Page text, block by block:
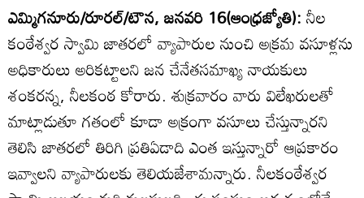
ఎమ్మిగనూరు/రూరల్‌/టౌన, జనవరి 16(ఆంధ్రజ్యోతి):నీల
కంఠేశ్వర స్వామి జాతరలో వ్యాపారుల నుంచి అక్రమ వసూళ్లను
అధికారులు అరికట్టాలని జన చేనేతసమాఖ్య నాయకులు
శంకరన్న, నీలకంఠ కోరారు. శుక్రవారం వారు విలేఖరులతో
మాట్లాడుతూ గతంలో కూడా అక్రంగా వసూలు చేస్తున్నారని
తెలిసి జాతరలో తిరిగి ప్రతిఏడాది ఎంత ఇస్తున్నారో ఆప్రకారం
ఇవ్వాలని వ్యాపారులకు తెలియజేశామన్నారు. నీలకంఠేశ్వర